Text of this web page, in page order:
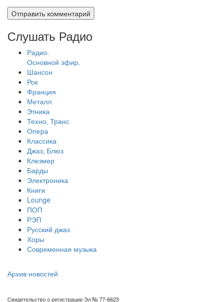
Слушать Радио
Радио.
Основной эфир.
Шансон
Рок
Франция
Металл
Этника
Техно, Транс
Опера
Классика
Джаз, Блюз
Клезмер
Барды
Электроника
Книги
Lounge
ПОП
РЭП
Русский джаз
Хоры
Современная музыка
Архив новостей
Свидетельство о регистрации Эл № 77-6623